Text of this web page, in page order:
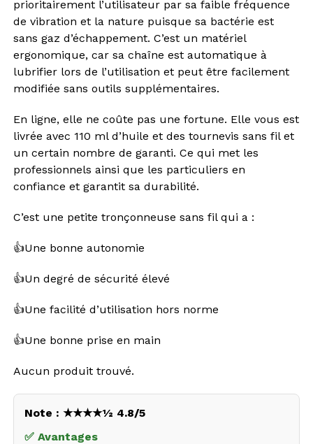
prioritairement l’utilisateur par sa faible fréquence
de vibration et la nature puisque sa bactérie est
sans gaz d’échappement. C’est un matériel
ergonomique, car sa chaîne est automatique à
lubrifier lors de l’utilisation et peut être facilement
modifiée sans outils supplémentaires.
En ligne, elle ne coûte pas une fortune. Elle vous est
livrée avec 110 ml d’huile et des tournevis sans fil et
un certain nombre de garanti. Ce qui met les
professionnels ainsi que les particuliers en
confiance et garantit sa durabilité.
C’est une petite tronçonneuse sans fil qui a :
👍Une bonne autonomie
👍Un degré de sécurité élevé
👍Une facilité d’utilisation hors norme
👍Une bonne prise en main
Aucun produit trouvé.
Note : ★★★★½ 4.8/5
✅ Avantages